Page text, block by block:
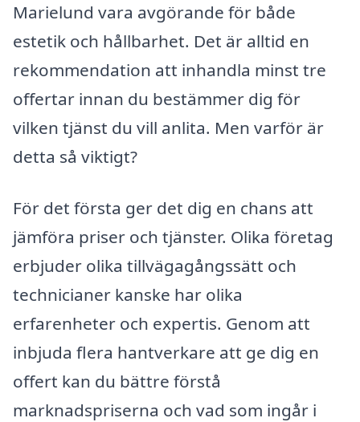
Marielund vara avgörande för både
estetik och hållbarhet. Det är alltid en
rekommendation att inhandla minst tre
offertar innan du bestämmer dig för
vilken tjänst du vill anlita. Men varför är
detta så viktigt?
För det första ger det dig en chans att
jämföra priser och tjänster. Olika företag
erbjuder olika tillvägagångssätt och
technicianer kanske har olika
erfarenheter och expertis. Genom att
inbjuda flera hantverkare att ge dig en
offert kan du bättre förstå
marknadspriserna och vad som ingår i